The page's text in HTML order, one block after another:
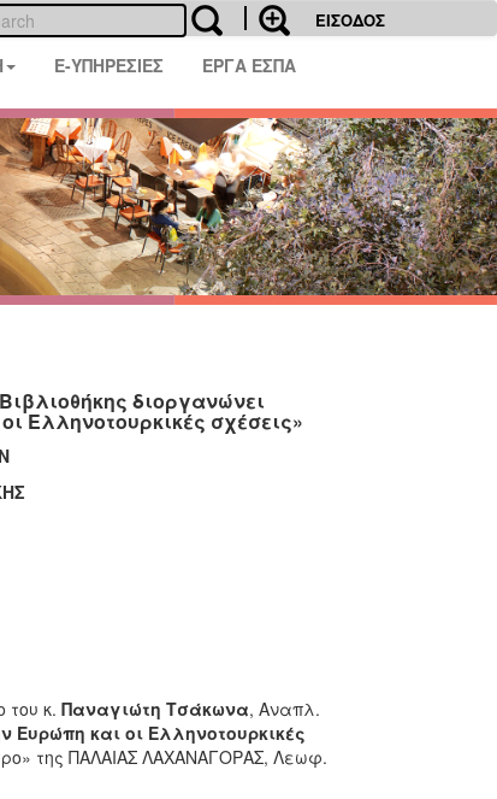
ΕΙΣΟΔΟΣ
E-ΥΠΗΡΕΣΙΕΣ ΕΡΓΑ ΕΣΠΑ
διοργανώνει
Ελληνοτουρκικές σχέσεις»
του κ. Παναγιώτη Τσάκωνα, Αναπλ.
Ευρώπη και οι Ελληνοτουρκικές
της ΠΑΛΑΙΑΣ ΛΑΧΑΝΑΓΟΡΑΣ, Λεωφ.